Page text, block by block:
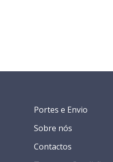
Portes e Envio
Sobre nós
Contactos